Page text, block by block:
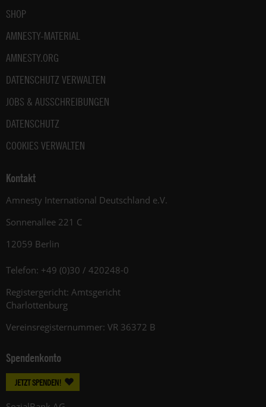
SHOP
AMNESTY-MATERIAL
AMNESTY.ORG
DATENSCHUTZ VERWALTEN
JOBS & AUSSCHREIBUNGEN
DATENSCHUTZ
COOKIES VERWALTEN
Kontakt
Amnesty International Deutschland e.V.
Sonnenallee 221 C
12059 Berlin
Telefon: +49 (0)30 / 420248-0
Registergericht: Amtsgericht
Charlottenburg
Vereinsregisternummer: VR 36372 B
Spendenkonto
JETZT SPENDEN!